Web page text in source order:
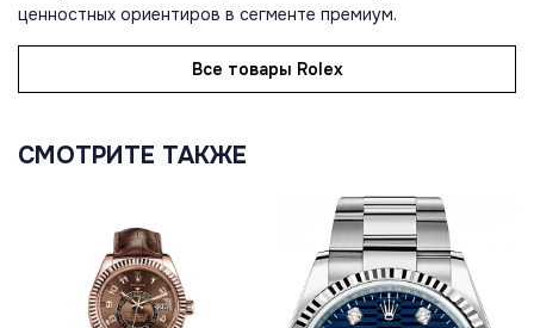
ценностных ориентиров в сегменте премиум.
Все товары Rolex
СМОТРИТЕ ТАКЖЕ